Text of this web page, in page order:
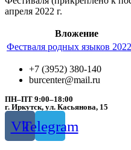
апреля 2022 г.
Вложение
Фестваля родных языков
+7 (3952) 380-140
burcenter@mail.ru
ПН–ПТ 9:00–18:00
г. Иркутск, ул. Касьянова, 15
VkTelegram